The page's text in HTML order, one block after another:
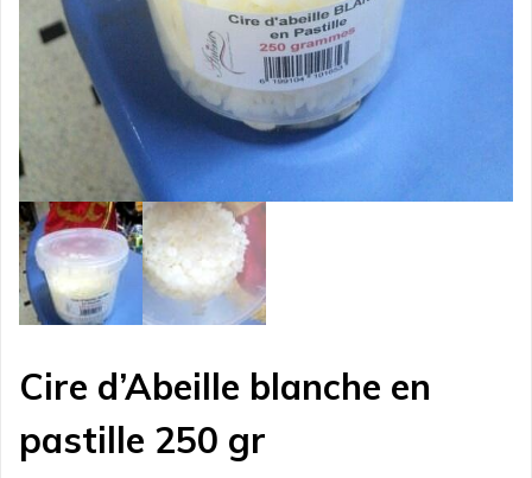
Cire d’Abeille blanche en
pastille 250 gr